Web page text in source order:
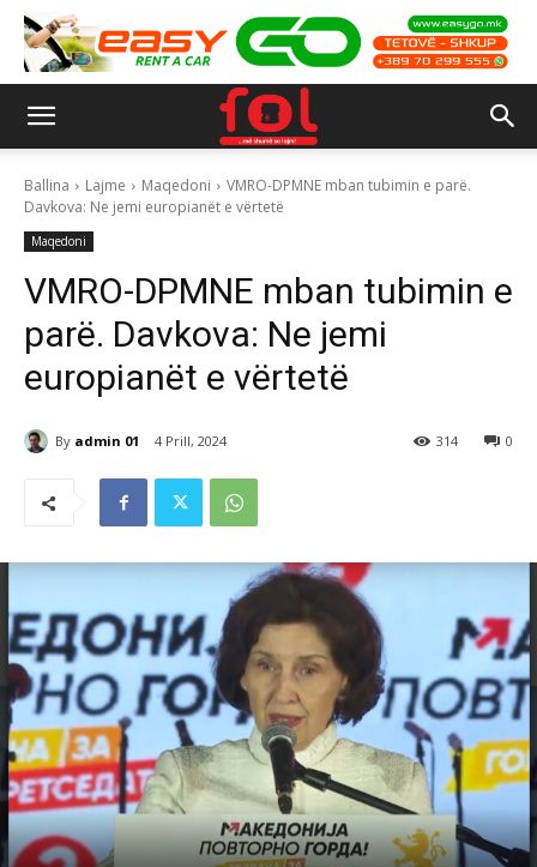
Ballina Lajme Maqedoni
VMRO-DPMNE mban tubimin e parë.
Davkova: Ne jemi europianët e vërtetë
Maqedoni
VMRO-DPMNE mban tubimin e
parë. Davkova: Ne jemi
europianët e vërtetë
By admin 01 4 Prill, 2024 0
314